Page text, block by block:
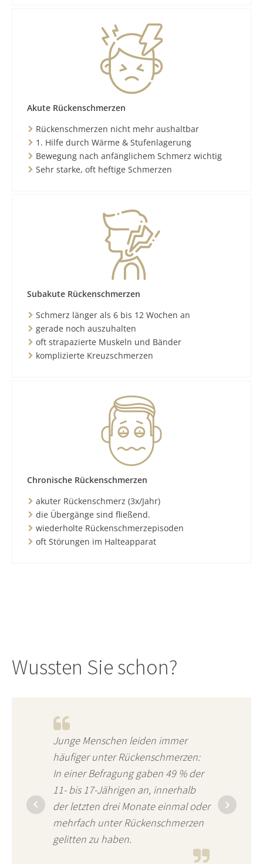
Akute Rückenschmerzen
Rückenschmerzen nicht mehr aushaltbar
1. Hilfe durch Wärme & Stufenlagerung
Bewegung nach anfänglichem Schmerz wichtig
Sehr starke, oft heftige Schmerzen
Subakute Rückenschmerzen
Schmerz länger als 6 bis 12 Wochen an
gerade noch auszuhalten
oft strapazierte Muskeln und Bänder
komplizierte Kreuzschmerzen
Chronische Rückenschmerzen
akuter Rückenschmerz (3x/Jahr)
die Übergänge sind fließend.
wiederholte Rückenschmerzepisoden
oft Störungen im Halteapparat
Wussten Sie schon?
Junge Menschen leiden immer
häufiger unter Rückenschmerzen:
In einer Befragung gaben 49 % der
11- bis 17-Jährigen an, innerhalb
der letzten drei Monate einmal oder
mehrfach unter Rückenschmerzen
gelitten zu haben.